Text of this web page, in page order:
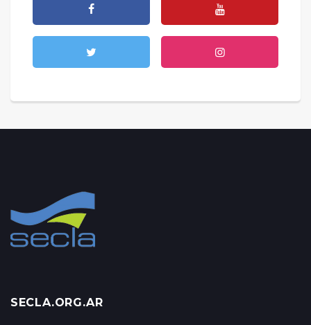
SECLA.ORG.AR